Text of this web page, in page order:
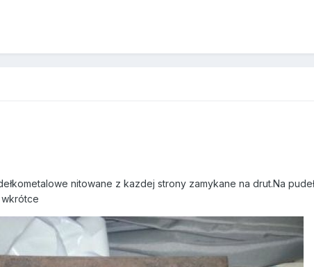
nitowane z kazdej strony zamykane na drut.Na